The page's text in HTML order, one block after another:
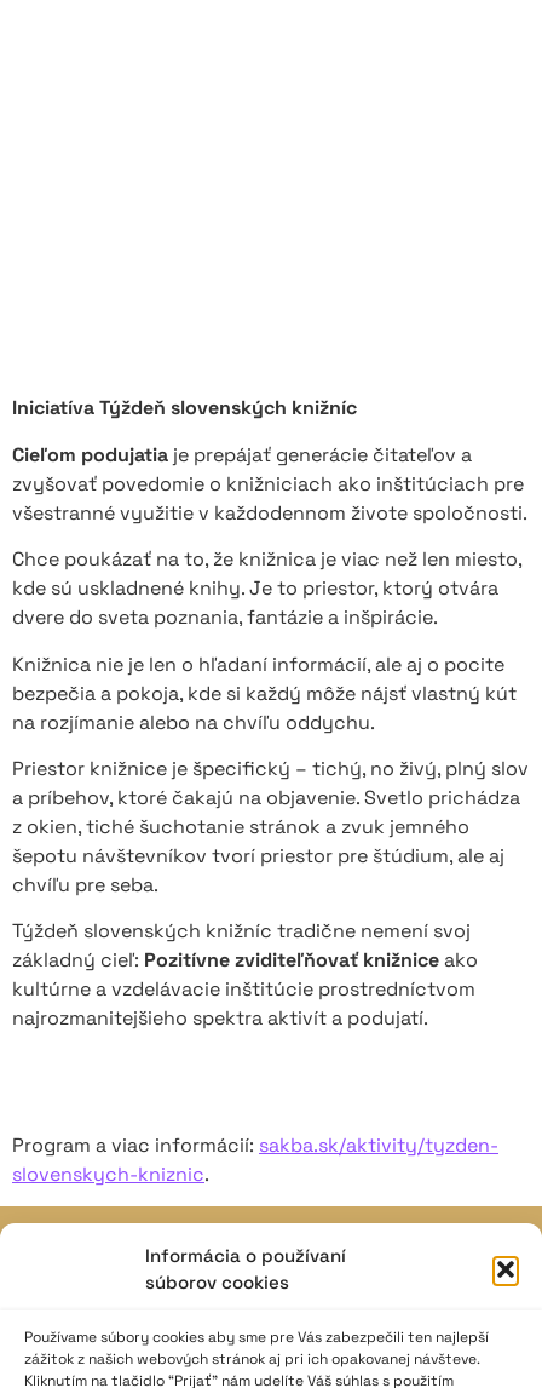
Informácia o používaní
súborov cookies
Používame súbory cookies aby sme pre Vás zabezpečili ten najlepší
zážitok z našich webových stránok aj pri ich opakovanej návšteve.
Kliknutím na tlačidlo “Prijať” nám udelíte Váš súhlas s použitím
Iniciatíva Týždeň slovenských knižníc
Cieľom podujatia je prepájať generácie čitateľov a
zvyšovať povedomie o knižniciach ako inštitúciach pre
všestranné využitie v každodennom živote spoločnosti.
Chce poukázať na to, že knižnica je viac než len miesto,
kde sú uskladnené knihy. Je to priestor, ktorý otvára
dvere do sveta poznania, fantázie a inšpirácie.
Knižnica nie je len o hľadaní informácií, ale aj o pocite
bezpečia a pokoja, kde si každý môže nájsť vlastný kút
na rozjímanie alebo na chvíľu oddychu.
Priestor knižnice je špecifický – tichý, no živý, plný slov
a príbehov, ktoré čakajú na objavenie. Svetlo prichádza
z okien, tiché šuchotanie stránok a zvuk jemného
šepotu návštevníkov tvorí priestor pre štúdium, ale aj
chvíľu pre seba.
Týždeň slovenských knižníc tradične nemení svoj
základný cieľ: Pozitívne zviditeľňovať knižniceako
kultúrne a vzdelávacie inštitúcie prostredníctvom
najrozmanitejšieho spektra aktivít a podujatí.
Program a viac informácií: sakba.sk/aktivity/tyzden-
slovenskych-kniznic.
e-mail: javisko.noc@nocka.sk